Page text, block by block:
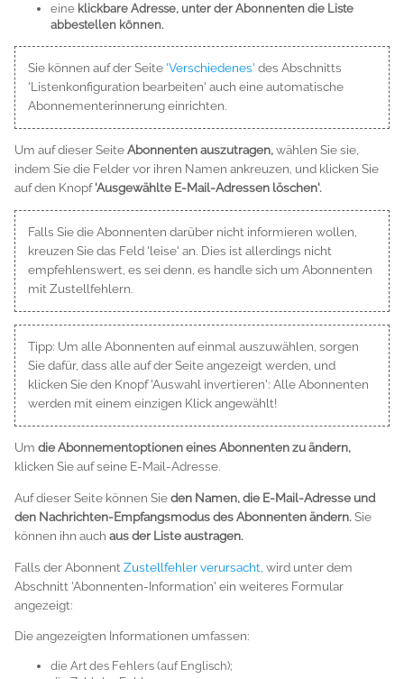
eine klickbare Adresse, unter der Abonnenten die Liste
abbestellen können.
Sie können auf der Seite 'Verschiedenes' des Abschnitts
'Listenkonfiguration bearbeiten' auch eine automatische
Abonnementerinnerung einrichten.
Um auf dieser SeiteAbonnenten auszutragen,wählen Sie sie,
indem Sie die Felder vor ihren Namen ankreuzen, und klicken Sie
auf den Knopf'Ausgewählte E-Mail-Adressen löschen'.
Falls Sie die Abonnenten darüber nicht informieren wollen,
kreuzen Sie das Feld 'leise' an. Dies ist allerdings nicht
empfehlenswert, es sei denn, es handle sich um Abonnenten
mit Zustellfehlern.
Tipp: Um alle Abonnenten auf einmal auszuwählen, sorgen
Sie dafür, dass alle auf der Seite angezeigt werden, und
klicken Sie den Knopf 'Auswahl invertieren': Alle Abonnenten
werden mit einem einzigen Klick angewählt!
Um die Abonnementoptionen eines Abonnenten zu ändern,
klicken Sie auf seine E-Mail-Adresse.
Auf dieser Seite können Sieden Namen, die E-Mail-Adresse und
den Nachrichten-Empfangsmodus des Abonnenten ändern. Sie
können ihn auch aus der Liste austragen.
Falls der Abonnent Zustellfehler verursacht, wird unter dem
Abschnitt 'Abonnenten-Information' ein weiteres Formular
angezeigt:
Die angezeigten Informationen umfassen:
die Art des Fehlers (auf Englisch);